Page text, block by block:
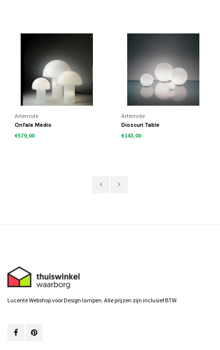
Artemide
Onfale Medio
€579,00
Artemide
Dioscuri Table
€143,00
Lucente Webshop voor Design lampen. Alle prijzen zijn inclusief BTW.